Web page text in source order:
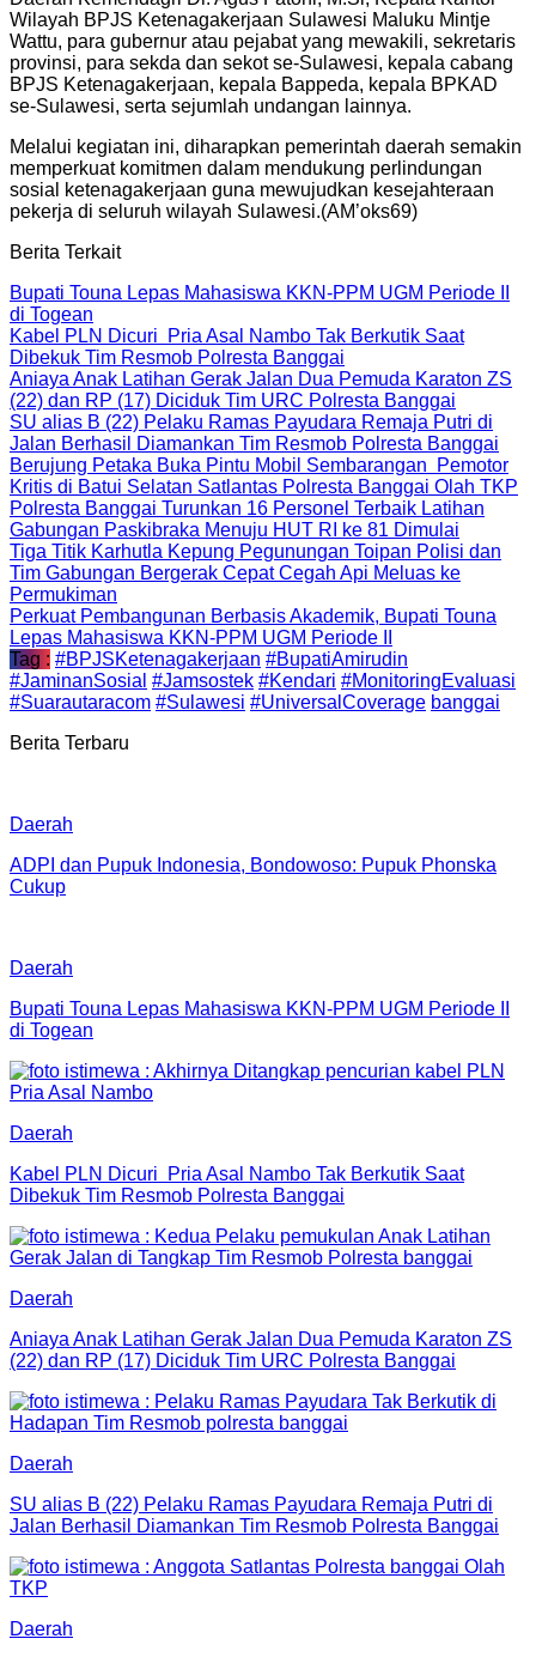
Wilayah BPJS Ketenagakerjaan Sulawesi Maluku Mintje
Wattu, para gubernur atau pejabat yang mewakili, sekretaris
provinsi, para sekda dan sekot se-Sulawesi, kepala cabang
BPJS Ketenagakerjaan, kepala Bappeda, kepala BPKAD
se-Sulawesi, serta sejumlah undangan lainnya.
Melalui kegiatan ini, diharapkan pemerintah daerah semakin
memperkuat komitmen dalam mendukung perlindungan
sosial ketenagakerjaan guna mewujudkan kesejahteraan
pekerja di seluruh wilayah Sulawesi.(AM’oks69)
Berita Terkait
Bupati Touna Lepas Mahasiswa KKN-PPM UGM Periode II
di Togean
Kabel PLN Dicuri Pria Asal Nambo Tak Berkutik Saat
Dibekuk Tim Resmob Polresta Banggai
Aniaya Anak Latihan Gerak Jalan Dua Pemuda Karaton ZS
(22) dan RP (17) Diciduk Tim URC Polresta Banggai
SU alias B (22) Pelaku Ramas Payudara Remaja Putri di
Jalan Berhasil Diamankan Tim Resmob Polresta Banggai
Berujung Petaka Buka Pintu Mobil Sembarangan Pemotor
Kritis di Batui Selatan Satlantas Polresta Banggai Olah TKP
Polresta Banggai Turunkan 16 Personel Terbaik Latihan
Gabungan Paskibraka Menuju HUT RI ke 81 Dimulai
Tiga Titik Karhutla Kepung Pegunungan Toipan Polisi dan
Tim Gabungan Bergerak Cepat Cegah Api Meluas ke
Permukiman
Perkuat Pembangunan Berbasis Akademik, Bupati Touna
Lepas Mahasiswa KKN-PPM UGM Periode II
Tag : #BPJSKetenagakerjaan #BupatiAmirudin
#JaminanSosial #Jamsostek #Kendari #MonitoringEvaluasi
#Suarautaracom #Sulawesi #UniversalCoverage banggai
Berita Terbaru
Daerah
ADPI dan Pupuk Indonesia, Bondowoso: Pupuk Phonska
Cukup
Daerah
Bupati Touna Lepas Mahasiswa KKN-PPM UGM Periode II
di Togean
Daerah
Kabel PLN Dicuri Pria Asal Nambo Tak Berkutik Saat
Dibekuk Tim Resmob Polresta Banggai
Daerah
Aniaya Anak Latihan Gerak Jalan Dua Pemuda Karaton ZS
(22) dan RP (17) Diciduk Tim URC Polresta Banggai
Daerah
SU alias B (22) Pelaku Ramas Payudara Remaja Putri di
Jalan Berhasil Diamankan Tim Resmob Polresta Banggai
Daerah